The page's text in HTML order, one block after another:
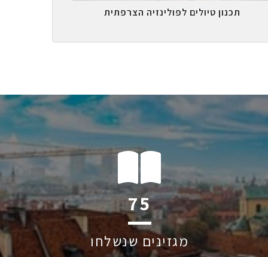
תכנון טיולים לפולינזיה הצרפתית
121
מגזינים שנשלחו